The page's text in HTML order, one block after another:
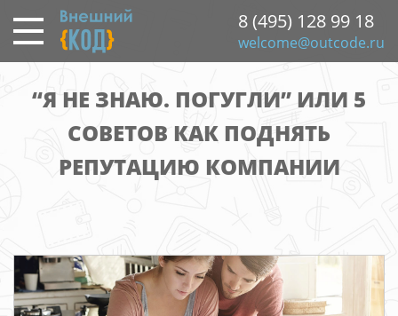
основному
содержанию
8 (495) 128 99 18
welcome@outcode.ru
“Я НЕ ЗНАЮ. ПОГУГЛИ” ИЛИ 5
СОВЕТОВ КАК ПОДНЯТЬ
РЕПУТАЦИЮ КОМПАНИИ